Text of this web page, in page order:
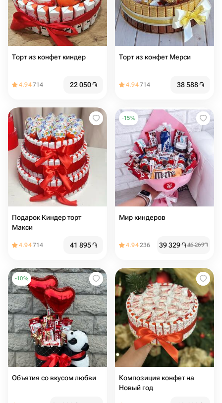
Торт из конфет киндер
4.94714 22 050֏
Торт из конфет Мерси
4.94714 38 588֏
Подарок Киндер торт
Макси
4.94714 41 895֏
-15%
Мир киндеров
4.94236 39 329֏46 269֏
-10%
Объятия со вкусом любви
Композиция конфет на
Новый год